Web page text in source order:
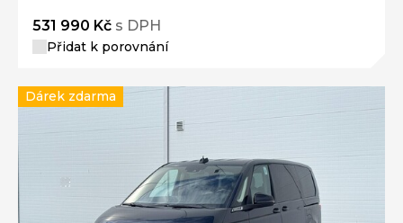
531 990 Kč s DPH
Přidat k porovnání
Dárek zdarma